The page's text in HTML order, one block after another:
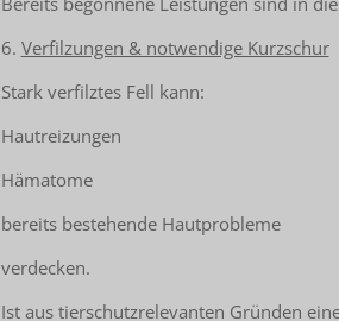
6. Verfilzungen & notwendige Kurzschur
Stark verfilztes Fell kann:
Hautreizungen
Hämatome
bereits bestehende Hautprobleme
verdecken.
Ist aus tierschutzrelevanten Gründen